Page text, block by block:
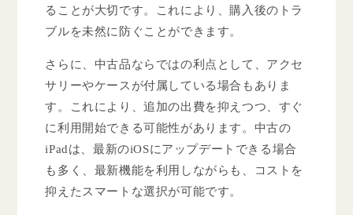
ることが大切です。これにより、購入後のトラ
ブルを未然に防ぐことができます。
さらに、中古品ならではの利点として、アクセ
サリーやケースが付属している場合もありま
す。これにより、追加の出費を抑えつつ、すぐ
に利用開始できる可能性があります。中古の
iPadは、最新のiOSにアップデートできる場合
も多く、最新機能を利用しながらも、コストを
抑えたスマートな選択が可能です。